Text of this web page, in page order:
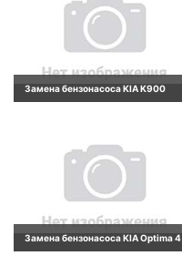
Замена бензонасоса KIA K900
Замена бензонасоса KIA Optima 4